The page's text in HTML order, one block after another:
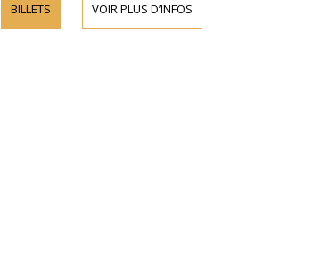
BILLETS VOIR PLUS D’INFOS